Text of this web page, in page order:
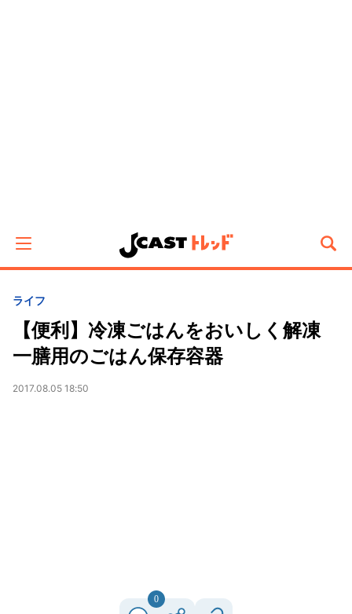
ライフ
【便利】冷凍ごはんをおいしく解凍
一膳用のごはん保存容器
2017.08.05 18:50
0